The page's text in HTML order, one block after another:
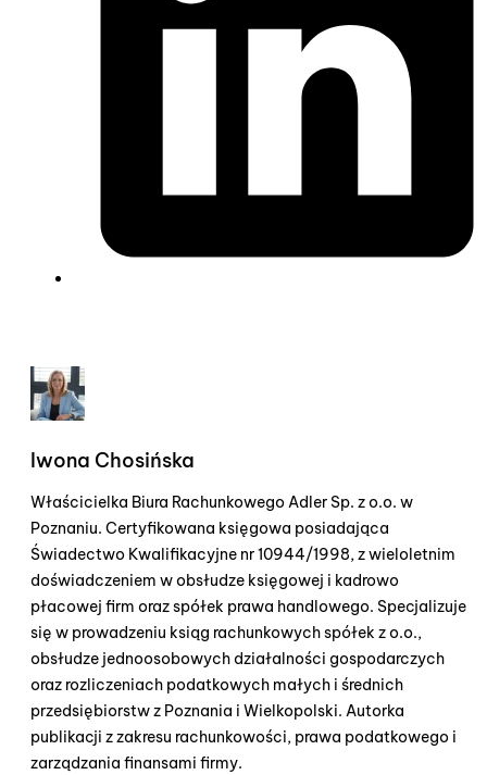
Iwona Chosińska
Właścicielka Biura Rachunkowego Adler Sp. z o.o. w
Poznaniu. Certyfikowana księgowa posiadająca
Świadectwo Kwalifikacyjne nr 10944/1998, z wieloletnim
doświadczeniem w obsłudze księgowej i kadrowo
płacowej firm oraz spółek prawa handlowego. Specjalizuje
się w prowadzeniu ksiąg rachunkowych spółek z o.o.,
obsłudze jednoosobowych działalności gospodarczych
oraz rozliczeniach podatkowych małych i średnich
przedsiębiorstw z Poznania i Wielkopolski. Autorka
publikacji z zakresu rachunkowości, prawa podatkowego i
zarządzania finansami firmy.